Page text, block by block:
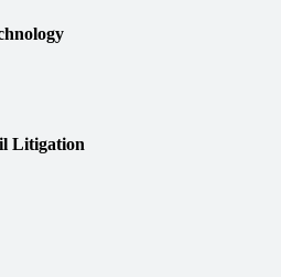
Litigation